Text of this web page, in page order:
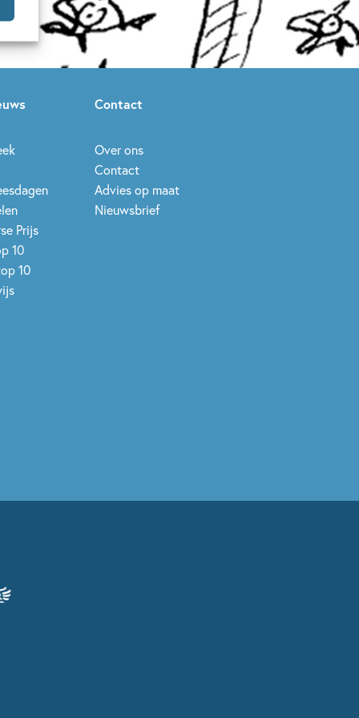
Bekend van film/tv
gezin Humor
Meidenboeken
Georgien Overwater
Prijs
10
10
Contact
Over ons
Contact
Advies op maat
Nieuwsbrief